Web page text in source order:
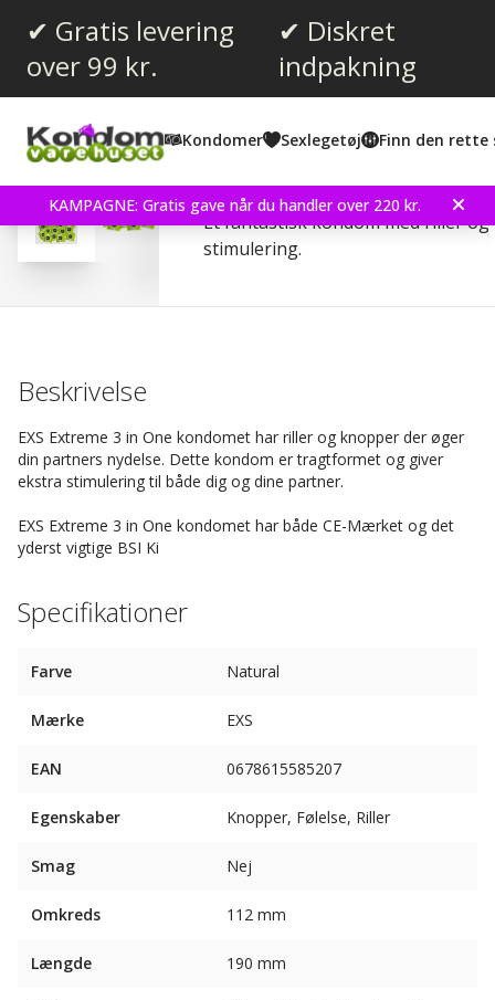
✔ Gratis levering
over 99 kr.
✔ Diskret
indpakning
Kondomer Sexlegetøj Finn den rette
KAMPAGNE: Gratis gave når du handler over 220 kr.
Anmeldelser (6)
EXS Extreme 3 in One
Et fantastisk kondom med riller
stimulering.
Beskrivelse
EXS Extreme 3 in One kondomet har riller og knopper der øger
din partners nydelse. Dette kondom er tragtformet og giver
ekstra stimulering til både dig og dine partner.
EXS Extreme 3 in One kondomet har både CE-Mærket og det
yderst vigtige BSI Ki
Specifikationer
Farve Natural
Mærke EXS
EAN 0678615585207
Egenskaber Knopper, Følelse, Riller
Smag Nej
Omkreds 112 mm
Længde 190 mm